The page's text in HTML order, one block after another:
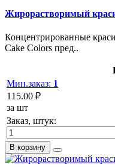
Жирорастворимый
Концентрированные
Cake Colors пред..
Мин.заказ: 1
115.00 ₽
за шт
Заказ, штук:
В корзину